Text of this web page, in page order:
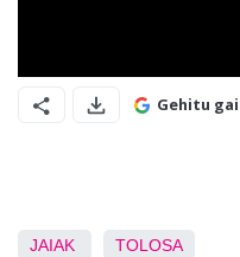
Gehitu
JAIAK TOLOSA